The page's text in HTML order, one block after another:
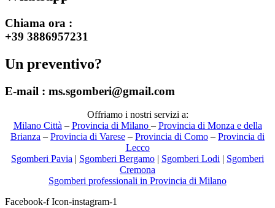
Chiama ora :
+39 3886957231
Un preventivo?
E-mail : ms.sgomberi@gmail.com
Offriamo i nostri servizi a:
Milano Città – Provincia di Milano – Provincia di Monza e della
Brianza – Provincia di Varese – Provincia di Como – Provincia di
Lecco
Sgomberi Pavia | Sgomberi Bergamo | Sgomberi Lodi | Sgomberi
Cremona
Sgomberi professionali in Provincia di Milano
Facebook-f Icon-instagram-1